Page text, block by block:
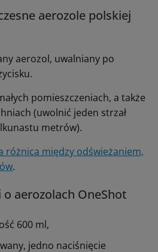
aerozole polskiej
aerozol, uwalniany po
pomieszczeniach, a także
(uwolnić jeden strzał
metrów).
różnica między odświeżaniem,
.
aerozolach OneShot
600 ml,
jedno naciśnięcie